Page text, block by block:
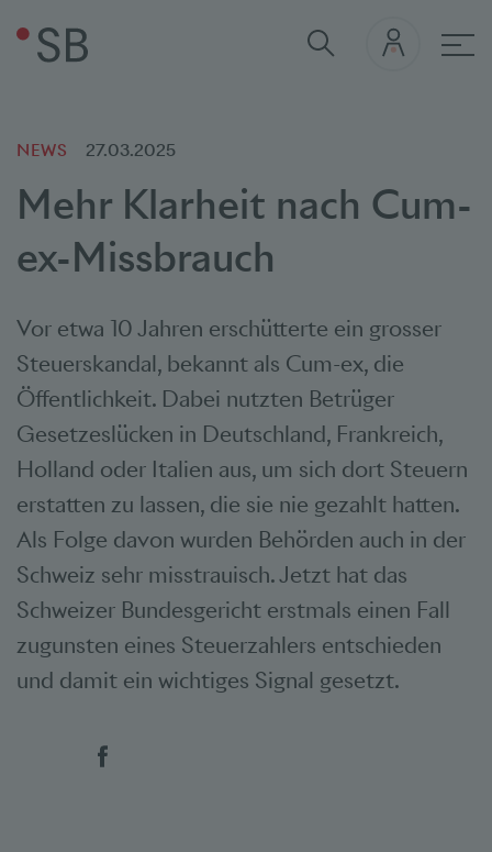
NEWS 27.03.2025
Mehr Klarheit nach Cum-
ex-Missbrauch
Vor etwa 10 Jahren erschütterte ein grosser
Steuerskandal, bekannt als Cum-ex, die
Öffentlichkeit. Dabei nutzten Betrüger
Gesetzeslücken in Deutschland, Frankreich,
Holland oder Italien aus, um sich dort Steuern
erstatten zu lassen, die sie nie gezahlt hatten.
Als Folge davon wurden Behörden auch in der
Schweiz sehr misstrauisch. Jetzt hat das
Schweizer Bundesgericht erstmals einen Fall
zugunsten eines Steuerzahlers entschieden
und damit ein wichtiges Signal gesetzt.
Social Bookmarks